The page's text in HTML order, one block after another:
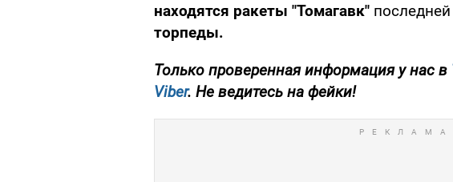
находятся ракеты "Томагавк"
торпеды.
Только проверенная информация у нас в
Viber. Не ведитесь на фейки!